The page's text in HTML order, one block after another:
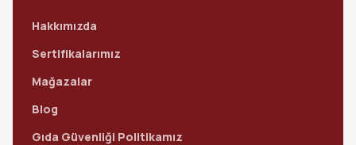
Hakkımızda
Sertifikalarımız
Mağazalar
Blog
Gıda Güvenliği Politikamız